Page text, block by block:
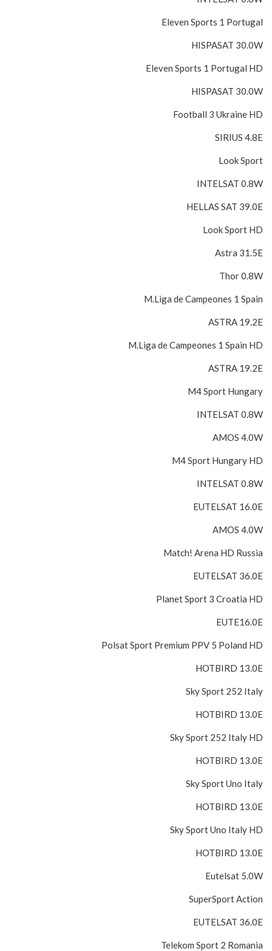
Eleven Sports 1 Portugal
HISPASAT 30.0W
Eleven Sports 1 Portugal HD
HISPASAT 30.0W
Football 3 Ukraine HD
SIRIUS 4.8E
Look Sport
INTELSAT 0.8W
HELLAS SAT 39.0E
Look Sport HD
Astra 31.5E
Thor 0.8W
M.Liga de Campeones 1 Spain
ASTRA 19.2E
M.Liga de Campeones 1 Spain HD
ASTRA 19.2E
M4 Sport Hungary
INTELSAT 0.8W
AMOS 4.0W
M4 Sport Hungary HD
INTELSAT 0.8W
EUTELSAT 16.0E
AMOS 4.0W
Match! Arena HD Russia
EUTELSAT 36.0E
Planet Sport 3 Croatia HD
EUTE16.0E
Polsat Sport Premium PPV 5 Poland HD
HOTBIRD 13.0E
Sky Sport 252 Italy
HOTBIRD 13.0E
Sky Sport 252 Italy HD
HOTBIRD 13.0E
Sky Sport Uno Italy
HOTBIRD 13.0E
Sky Sport Uno Italy HD
HOTBIRD 13.0E
Eutelsat 5.0W
SuperSport Action
EUTELSAT 36.0E
Telekom Sport 2 Romania